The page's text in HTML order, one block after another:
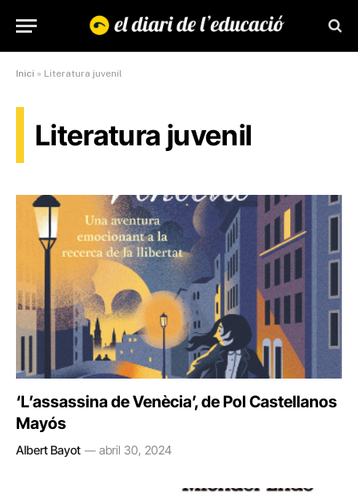
Inici » Literatura juvenil
Literatura juvenil
‘L’assassina de Venècia’, de Pol Castellanos
Mayós
Albert Bayot abril 30, 2024